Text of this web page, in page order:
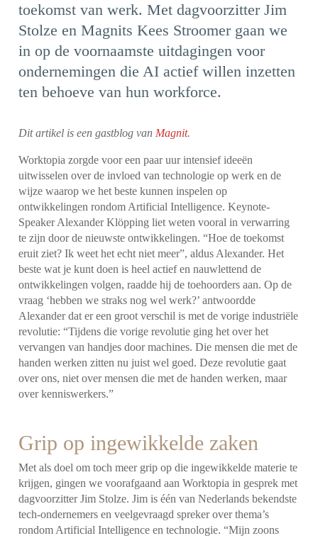
toekomst van werk. Met dagvoorzitter Jim
Stolze en Magnits Kees Stroomer gaan we
in op de voornaamste uitdagingen voor
ondernemingen die AI actief willen inzetten
ten behoeve van hun workforce.
Dit artikel is een gastblog van Magnit.
Worktopia zorgde voor een paar uur intensief ideeën
uitwisselen over de invloed van technologie op werk en de
wijze waarop we het beste kunnen inspelen op
ontwikkelingen rondom Artificial Intelligence. Keynote-
Speaker Alexander Klöpping liet weten vooral in verwarring
te zijn door de nieuwste ontwikkelingen. “Hoe de toekomst
eruit ziet? Ik weet het echt niet meer”, aldus Alexander. Het
beste wat je kunt doen is heel actief en nauwlettend de
ontwikkelingen volgen, raadde hij de toehoorders aan. Op de
vraag ‘hebben we straks nog wel werk?’ antwoordde
Alexander dat er een groot verschil is met de vorige industriële
revolutie: “Tijdens die vorige revolutie ging het over het
vervangen van handjes door machines. Die mensen die met de
handen werken zitten nu juist wel goed. Deze revolutie gaat
over ons, niet over mensen die met de handen werken, maar
over kenniswerkers.”
Grip op ingewikkelde zaken
Met als doel om toch meer grip op die ingewikkelde materie te
krijgen, gingen we voorafgaand aan Worktopia in gesprek met
dagvoorzitter Jim Stolze. Jim is één van Nederlands bekendste
tech-ondernemers en veelgevraagd spreker over thema’s
rondom Artificial Intelligence en technologie. “Mijn zoons